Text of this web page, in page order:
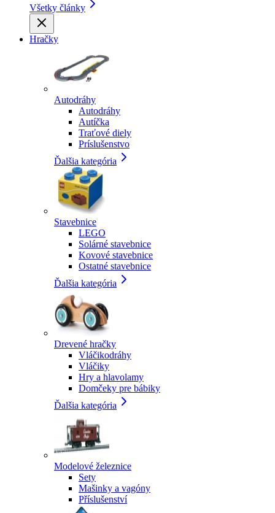
Všetky články
Hračky
Autodráhy
Autodráhy
Autíčka
Traťové diely
Príslušenstvo
Ďalšia kategória
Stavebnice
LEGO
Solárné stavebnice
Kovové stavebnice
Ostatné stavebnice
Ďalšia kategória
Drevené hračky
Vláčikodráhy
Vláčiky
Hry a hlavolamy
Domčeky pre bábiky
Ďalšia kategória
Modelové železnice
Sety
Mašinky a vagóny
Příslušenství